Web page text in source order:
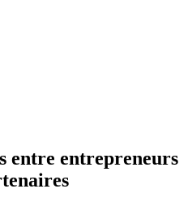
entre entrepreneurs